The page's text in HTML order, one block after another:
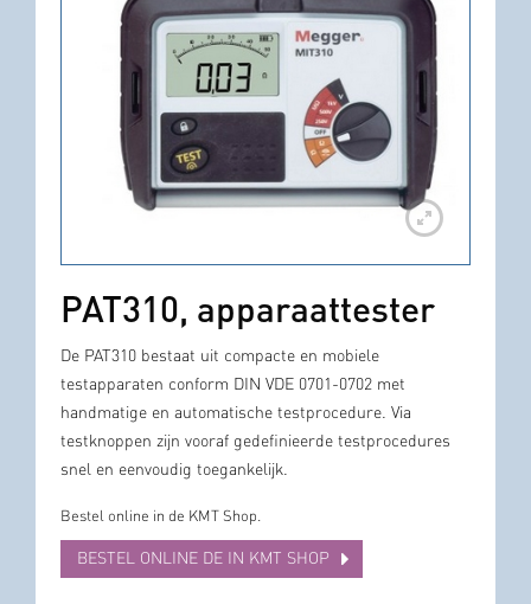
PAT310, apparaattester
De PAT310 bestaat uit compacte en mobiele
testapparaten conform DIN VDE 0701-0702 met
handmatige en automatische testprocedure. Via
testknoppen zijn vooraf gedefinieerde testprocedures
snel en eenvoudig toegankelijk.
Bestel online in de KMT Shop.
BESTEL ONLINE DE IN KMT SHOP